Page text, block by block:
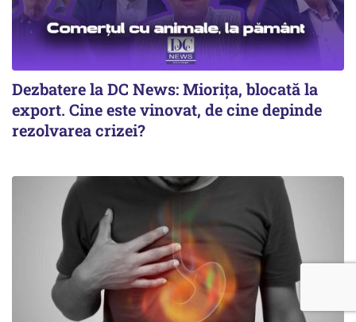
Dezbatere la DC News: Miorița, blocată la
export. Cine este vinovat, de cine depinde
rezolvarea crizei?